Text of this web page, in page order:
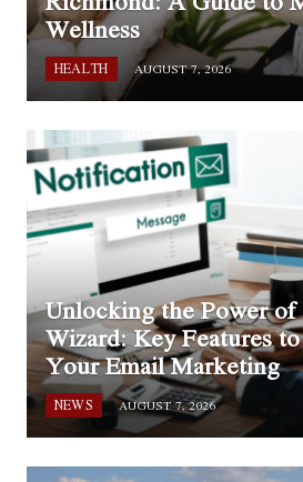
Wellness
HEALTH AUGUST 7, 2026
Unlocking the Power
Wizard: Key Features
Your Email Marketing
NEWS AUGUST 7, 2026